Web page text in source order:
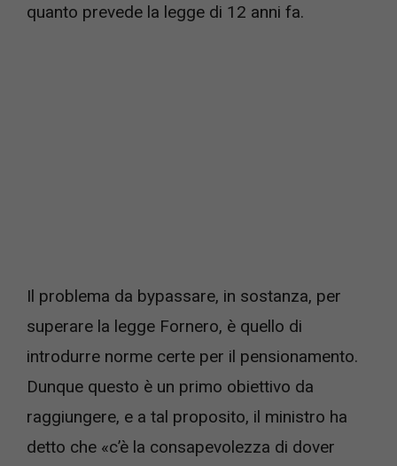
quanto prevede la legge di 12 anni fa.
Il problema da bypassare, in sostanza, per
superare la legge Fornero, è quello di
introdurre norme certe per il pensionamento.
Dunque questo è un primo obiettivo da
raggiungere, e a tal proposito, il ministro ha
detto che «c’è la consapevolezza di dover